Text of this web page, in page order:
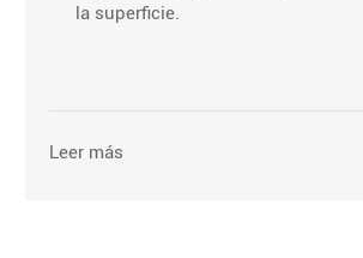
la superficie.
Leer más